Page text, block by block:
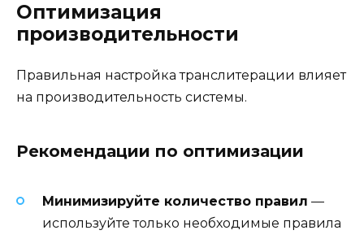
Оптимизация
производительности
Правильная настройка транслитерации влияет
на производительность системы.
Рекомендации по оптимизации
Минимизируйте количество правил —
используйте только необходимые правила